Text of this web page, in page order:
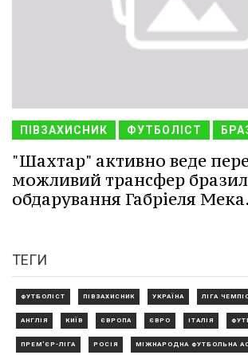
ПІВЗАХИСНИК ФУТБОЛІСТ
"Шахтар" активно веде
можливий трансфер
обдарування Габріеля Мека.
ТЕГИ
ФУТБОЛІСТ ПІВЗАХИСНИК УКРАЇНА ЛІГА
АНГЛІЯ КИЇВ ЄВРОПА ЄВРО ІТАЛІЯ
ПРЕМ'ЄР-ЛІГА РОСІЯ МІЖНАРОДНА ФУТБОЛЬНА